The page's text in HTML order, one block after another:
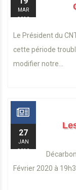
MAR
2020
Le Président du
cette période
modifier notre...
27
JAN
2020
Février 2020 à